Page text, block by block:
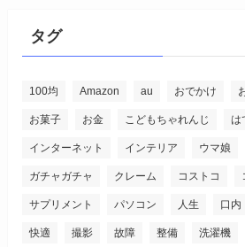
タグ
100均 Amazon au おでかけ
お菓子 お金 こどもちゃれんじ は
インターネット インテリア ウマ娘
ガチャガチャ クレーム コストコ
サプリメント パソコン 人生 口内
快適 撮影 故障 整備 洗濯機